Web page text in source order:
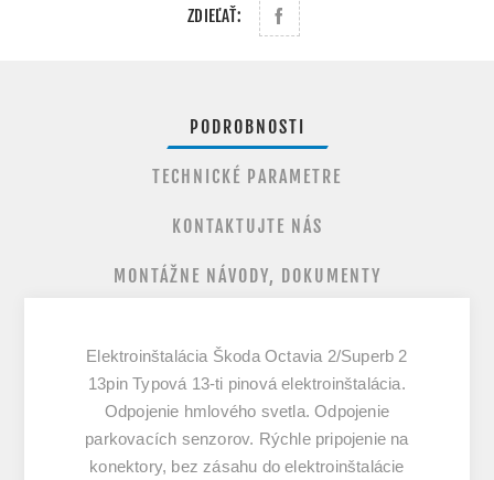
ZDIEĽAŤ:
PODROBNOSTI
TECHNICKÉ PARAMETRE
KONTAKTUJTE NÁS
MONTÁŽNE NÁVODY, DOKUMENTY
Elektroinštalácia Škoda Octavia 2/Superb 2
13pin Typová 13-ti pinová elektroinštalácia.
Odpojenie hmlového svetla. Odpojenie
parkovacích senzorov. Rýchle pripojenie na
konektory, bez zásahu do elektroinštalácie